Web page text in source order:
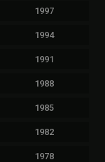
1997
1994
1991
1988
1985
1982
1978